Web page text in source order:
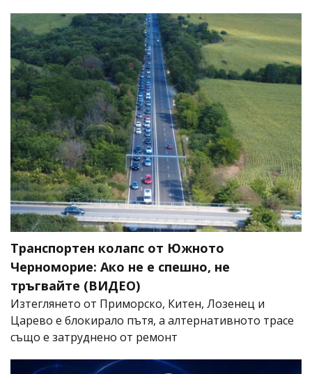
Транспортен колапс от Южното
Черноморие: Ако не е спешно, не
тръгвайте (ВИДЕО)
Изтеглянето от Приморско, Китен, Лозенец и
Царево е блокирало пътя, а алтернативното трасе
също е затруднено от ремонт